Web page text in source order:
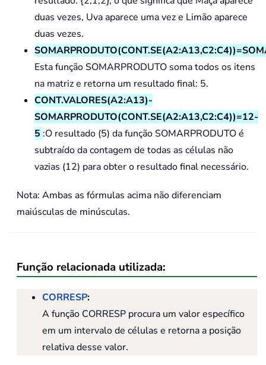
duas vezes, Uva aparece uma vez e Limão aparece
duas vezes.
Esta função SOMARPRODUTO soma todos os itens
na matriz e retorna um resultado final: 5.
CONT.VALORES(A2:A13)-
SOMARPRODUTO(CONT.SE(A2:A13,C2:C4))=12-
5 :O resultado (5) da função SOMARPRODUTO é
subtraído da contagem de todas as células não
vazias (12) para obter o resultado final necessário.
Nota: Ambas as fórmulas acima não diferenciam
maiúsculas de minúsculas.
Função relacionada utilizada:
CORRESP:
A função CORRESP procura um valor específico
em um intervalo de células e retorna a posição
relativa desse valor.